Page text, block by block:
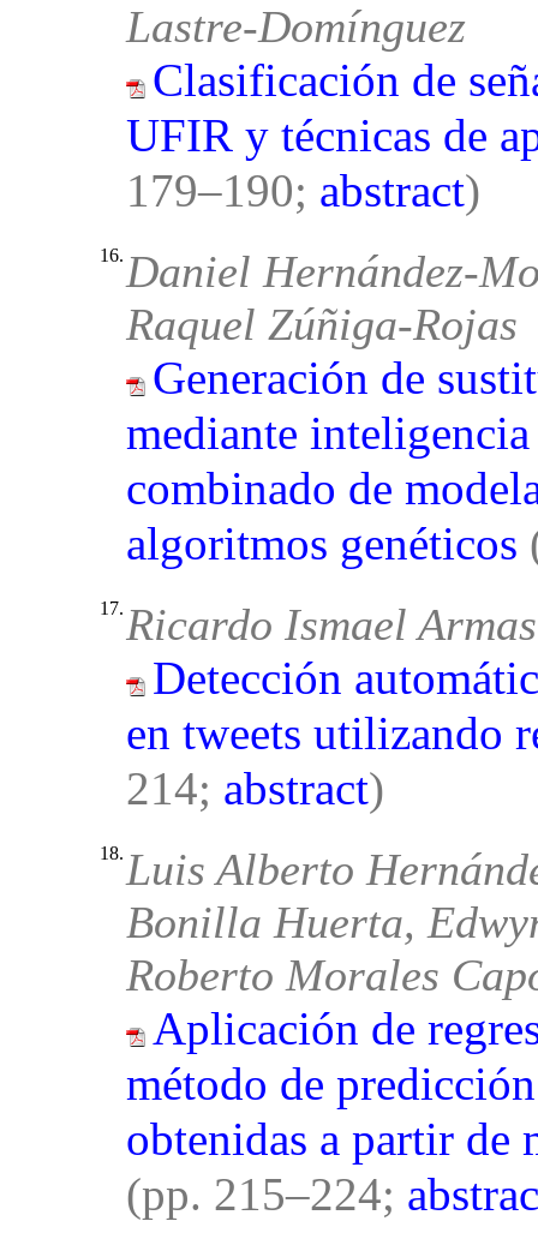
Lastre-Domínguez
Clasificación de
UFIR y técnicas de
179–190; abstract)
16. Daniel Hernández-
Raquel Zúñiga-Rojas
Generación de
mediante
combinado de
algoritmos genéticos
17. Ricardo Ismael
Detección
en tweets utilizando
214; abstract)
18. Luis Alberto
Bonilla Huerta,
Roberto Morales
Aplicación de
método de
obtenidas a partir de
(pp. 215–224;